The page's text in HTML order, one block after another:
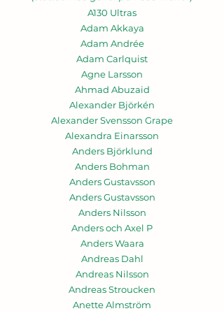
A130 Ultras
Adam Akkaya
Adam Andrée
Adam Carlquist
Agne Larsson
Ahmad Abuzaid
Alexander Björkén
Alexander Svensson Grape
Alexandra Einarsson
Anders Björklund
Anders Bohman
Anders Gustavsson
Anders Gustavsson
Anders Nilsson
Anders och Axel P
Anders Waara
Andreas Dahl
Andreas Nilsson
Andreas Stroucken
Anette Almström